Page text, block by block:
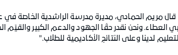
قال مريم الحمادي، مديرة مدرسة الراشدية الخاصة
العطاء. ونحن نقدر حقًا الجهود والدعم الكبير
لدينا وعلى النتائج الأكاديمية للطلاب."